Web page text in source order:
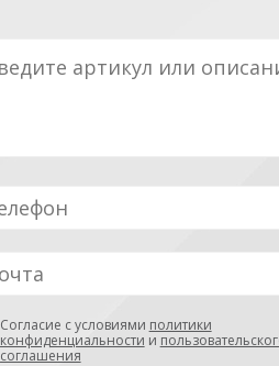
Согласие с условиями политики
конфиденциальности и
соглашения